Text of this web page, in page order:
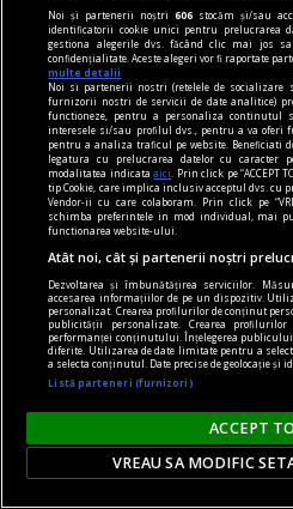
Orașul european unde o
Clasamentul celor mai
Mulți oameni apreciază o
mai ales în perioada de
din termometre ajung la
studiu realizat de către
Bank și-a propus să afle
glob unde se găsește
lume.
Noi și partenerii noștri606 stocăm și/sau
identificatorii cookie unici pentru prelucrarea
gestiona alegerile dvs. făcând clic mai jos
confidențialitate. Aceste alegeri vor fi raportate
multe detalii
Noi si partenerii nostri (retelele de socializare
furnizorii nostri de servicii de date analitice)
functioneze, pentru a personaliza
interesele si/sau profilul dvs., pentru a va oferi
pentru a analiza traficul pe website. Beneficiati
legatura cu prelucrarea datelor cu caracter
modalitatea indicataaici
. Prin click pe
tip Cookie, care implica inclusiv acceptul dvs. cu
Vendor-ii cu care colaboram. Prin click pe
schimba preferintele in mod individual, mai
functionarea website-ului.
Atât noi, cât și partenerii noștri
Dezvoltarea și îmbunătățirea serviciilor.
accesarea informațiilor de pe un dispozitiv.
personalizat. Crearea profilurilor de conținut
publicității personalizate. Crearea
performanței conținutului. Înțelegerea
diferite. Utilizarea de date limitate pentru a
a selecta conținutul. Date precise de geolocație
Listă parteneri (furnizori)
ACCEPT
VREAU SA MODIFIC